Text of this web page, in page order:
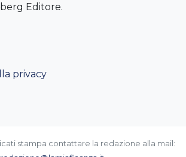
Editore.
privacy
stampa contattare la redazione alla mail: